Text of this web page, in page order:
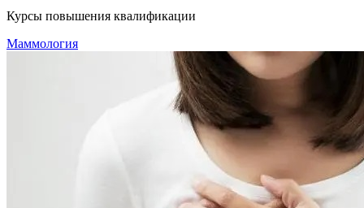
Курсы повышения квалификации
Маммология